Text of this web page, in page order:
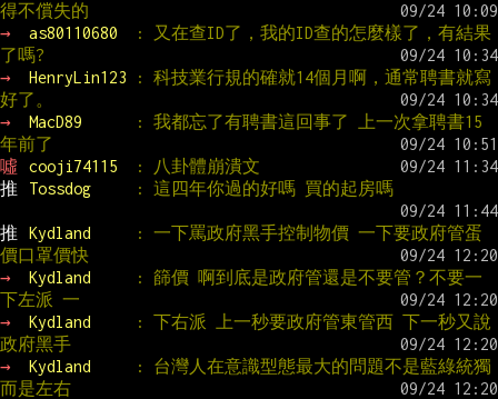
得不償失的
→
as80110680
: 又在查ID了，我的ID查的怎麼樣了，有結果
了嗎?
→
HenryLin123
: 科技業行規的確就14個月啊，通常聘書就寫
好了。
→
MacD89
: 我都忘了有聘書這回事了 上一次拿聘書15
年前了
噓
cooji74115
: 八卦體崩潰文
推
Tossdog : 這四年你過的好嗎 買的起房嗎
推 Kydland
: 一下罵政府黑手控制物價 一下要政府管蛋
價口罩價快
→
Kydland
: 篩價 啊到底是政府管還是不要管？不要一
下左派 一
→
Kydland
: 下右派 上一秒要政府管東管西 下一秒又說
政府黑手
→
Kydland
: 台灣人在意識型態最大的問題不是藍綠統獨
而是左右